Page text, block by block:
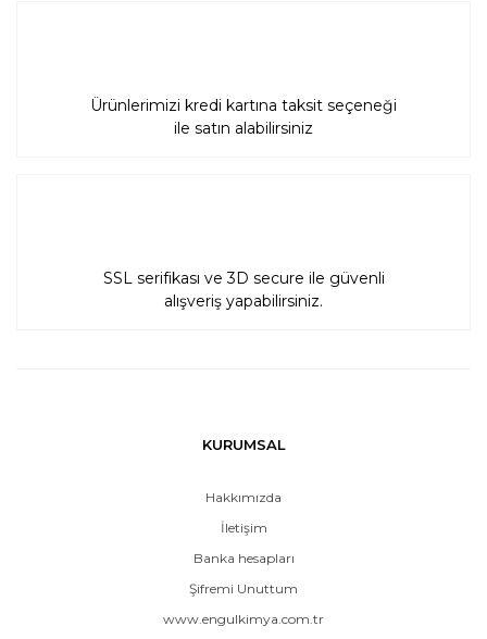
Ürünlerimizi kredi kartına taksit seçeneği
ile satın alabilirsiniz
SSL serifikası ve 3D secure ile güvenli
alışveriş yapabilirsiniz.
KURUMSAL
Hakkımızda
İletişim
Banka hesapları
Şifremi Unuttum
www.engulkimya.com.tr